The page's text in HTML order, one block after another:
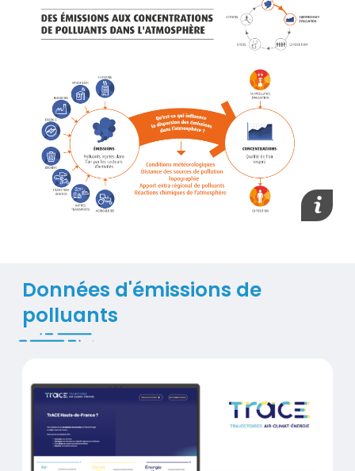
Données d'émissions de
polluants